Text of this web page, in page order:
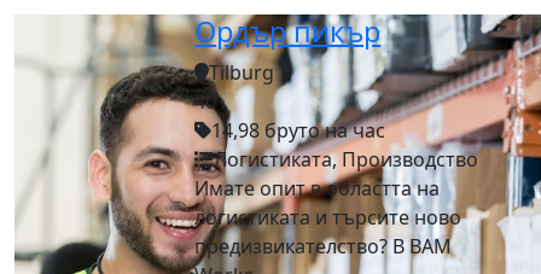
Ордър пикър
Tilburg
40
14,98 бруто на час
Логистиката, Производство
Имате опит в областта на
логистиката и търсите ново
предизвикателство? В BAM